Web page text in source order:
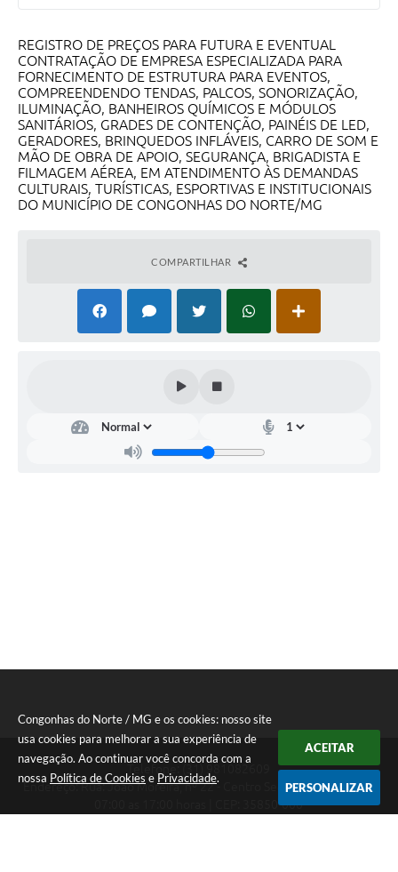
Congonhas do Norte / MG e os cookies: nosso site
usa cookies para melhorar a sua experiência de
navegação. Ao continuar você concorda com a
nossa Política de Cookies e Privacidade.
ACEITAR
PERSONALIZAR
REGISTRO DE PREÇOS PARA FUTURA E EVENTUAL
CONTRATAÇÃO DE EMPRESA ESPECIALIZADA PARA
FORNECIMENTO DE ESTRUTURA PARA EVENTOS,
COMPREENDENDO TENDAS, PALCOS, SONORIZAÇÃO,
ILUMINAÇÃO, BANHEIROS QUÍMICOS E MÓDULOS
SANITÁRIOS, GRADES DE CONTENÇÃO, PAINÉIS DE LED,
GERADORES, BRINQUEDOS INFLÁVEIS, CARRO DE SOM E
MÃO DE OBRA DE APOIO, SEGURANÇA, BRIGADISTA E
FILMAGEM AÉREA, EM ATENDIMENTO ÀS DEMANDAS
CULTURAIS, TURÍSTICAS, ESPORTIVAS E INSTITUCIONAIS
DO MUNICÍPIO DE CONGONHAS DO NORTE/MG
COMPARTILHAR
Endereço: Rua: João Moreira, nº 22 - Centro Segunda a Sexta das
07:00 as 17:00 horas | CEP: 35850-000